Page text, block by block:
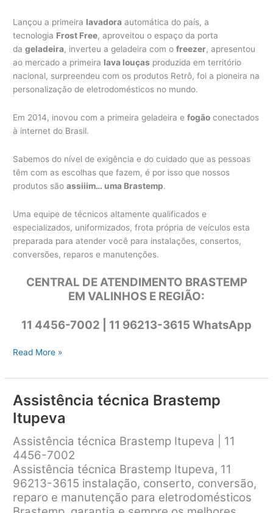
Lançou a primeira lavadora automática do país, a
tecnologia Frost Free, aproveitou o espaço da porta
dageladeira, inverteu a geladeira com ofreezer, apresentou
ao mercado a primeira lava louças produzida em território
nacional, surpreendeu com os produtos Retrô, foi a pioneira na
personalização de eletrodomésticos no mundo.
Em 2014, inovou com a primeira geladeira efogão conectados
à internet do Brasil.
Sabemos do nível de exigência e do cuidado que as pessoas
têm com as escolhas que fazem, é por isso que nossos
produtos sãoassiiim… uma Brastemp.
Uma equipe de técnicos altamente qualificados e
especializados, uniformizados, frota própria de veículos esta
preparada para atender você para instalações, consertos,
conversões, reparos e manutenções.
CENTRAL DE ATENDIMENTO BRASTEMP
EM VALINHOS E REGIÃO:
11 4456-7002 | 11 96213-3615 WhatsApp
Assistência
Brastemp
Read More »
Assistência técnica Brastemp
Itupeva
Assistência técnica Brastemp Itupeva | 11
4456-7002
Assistência técnica Brastemp Itupeva, 11
96213-3615 instalação, conserto, conversão,
reparo e manutenção para eletrodomésticos